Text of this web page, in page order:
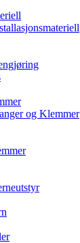
og Klemmer